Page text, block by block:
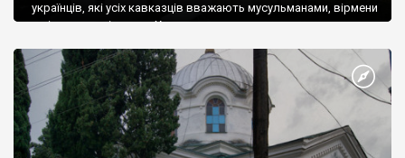
українців, які усіх кавказців вважають мусульманами, вірмени
є відданими вірянами Христа